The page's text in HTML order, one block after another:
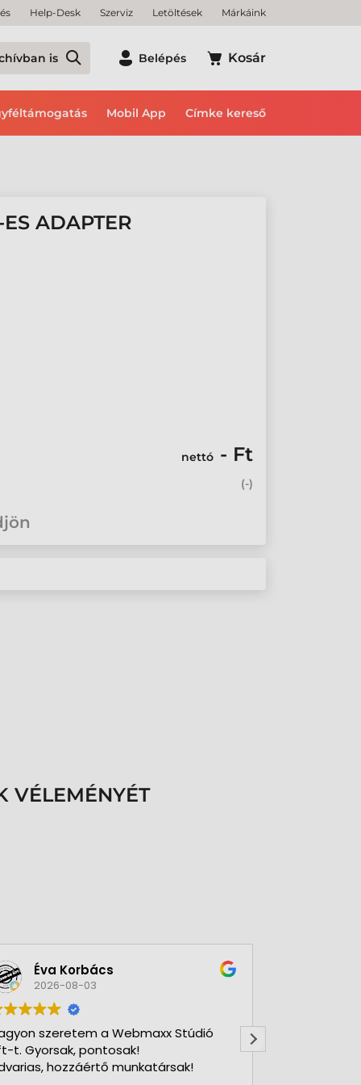
Help-Desk Szerviz Letöltések Márkáink
is Belépés Kosár
Mobil App Címke kereső
ADAPTER
nettó - Ft
(-)
VÉLEMÉNYÉT
Éva Korbács
2026-08-03
szeretem a Webmaxx Stúdió
t. Gyorsak, pontosak!
hozzáértő munkatársak!